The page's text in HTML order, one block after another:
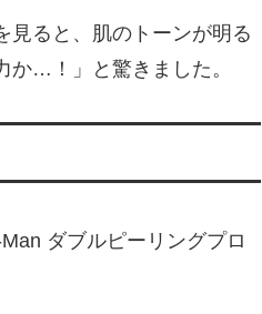
見ると、肌のトーンが明る
か…！」と驚きました。
ダブルピーリングプロ